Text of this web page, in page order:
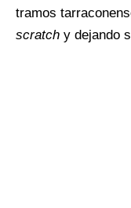
tramos
scratch y dejando